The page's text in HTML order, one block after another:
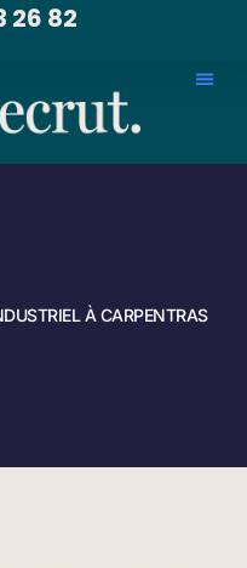
26 82
À CARPENTRAS